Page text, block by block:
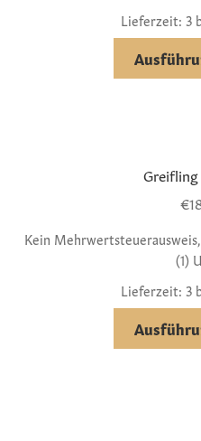
Lieferzeit: 3
€
Kein
(1)
Lieferzeit: 3